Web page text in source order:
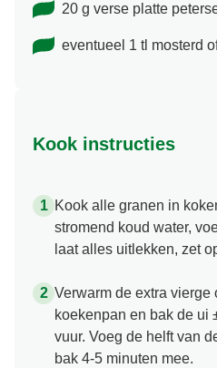
20 g verse platte
eventueel 1 tl mosterd
Kook instructies
Kook alle granen in
stromend koud water,
laat alles uitlekken, zet
Verwarm de extra vierge
koekenpan en bak de ui
vuur. Voeg de helft van
bak 4-5 minuten mee.